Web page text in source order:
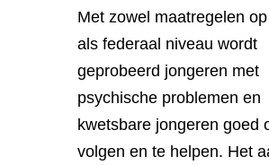
Met zowel maatregelen
als federaal niveau wordt
geprobeerd jongeren met
psychische problemen en
kwetsbare jongeren goed
volgen en te helpen. Het